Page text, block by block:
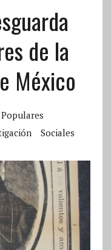
de la
México
Sociales